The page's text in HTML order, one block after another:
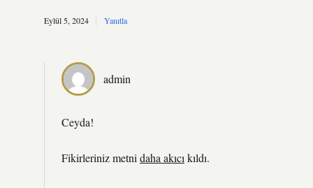
Eylül 5, 2024 Yanıtla
admin
Ceyda!
Fikirleriniz metni daha akıcı kıldı.